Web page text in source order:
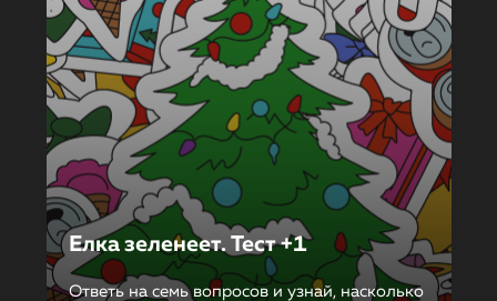
Елка зеленеет. Тест +1
Ответь на семь вопросов и узнай, насколько